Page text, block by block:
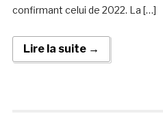
confirmant celui de 2022. La […]
Lire la suite →